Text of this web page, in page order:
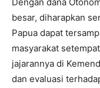
besar, diharapkan
Papua dapat
masyarakat
jajarannya di
dan evaluasi